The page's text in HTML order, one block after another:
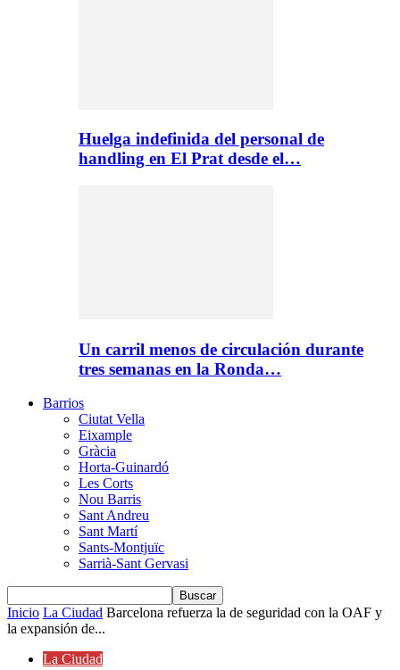
Huelga indefinida del personal de
handling en El Prat desde el…
Un carril menos de circulación durante
tres semanas en la Ronda…
Barrios
Ciutat Vella
Eixample
Gràcia
Horta-Guinardó
Les Corts
Nou Barris
Sant Andreu
Sant Martí
Sants-Montjuïc
Sarrià-Sant Gervasi
Inicio La Ciudad Barcelona refuerza la de seguridad con la OAF y
la expansión de...
La Ciudad